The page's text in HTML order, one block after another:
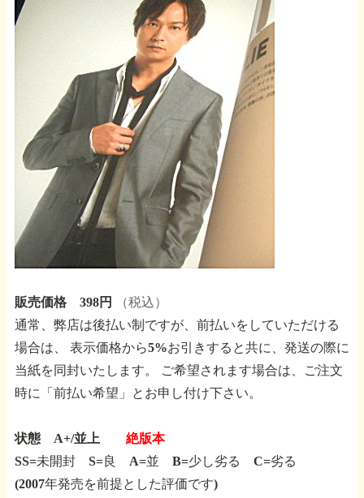
販売価格 398円
（税込）
通常、弊店は後払い制ですが、前払いをしていただける
場合は、
表示価格から5%お引きすると共に、発送の際に
当紙を同封いたします。
ご希望されます場合は、ご注文
時に「前払い希望」とお申し付け下さい。
状態 A+/並上
絶版本
SS=未開封 S=良 A=並 B=少し劣る C=劣る
(2007年発売を前提とした評価です)